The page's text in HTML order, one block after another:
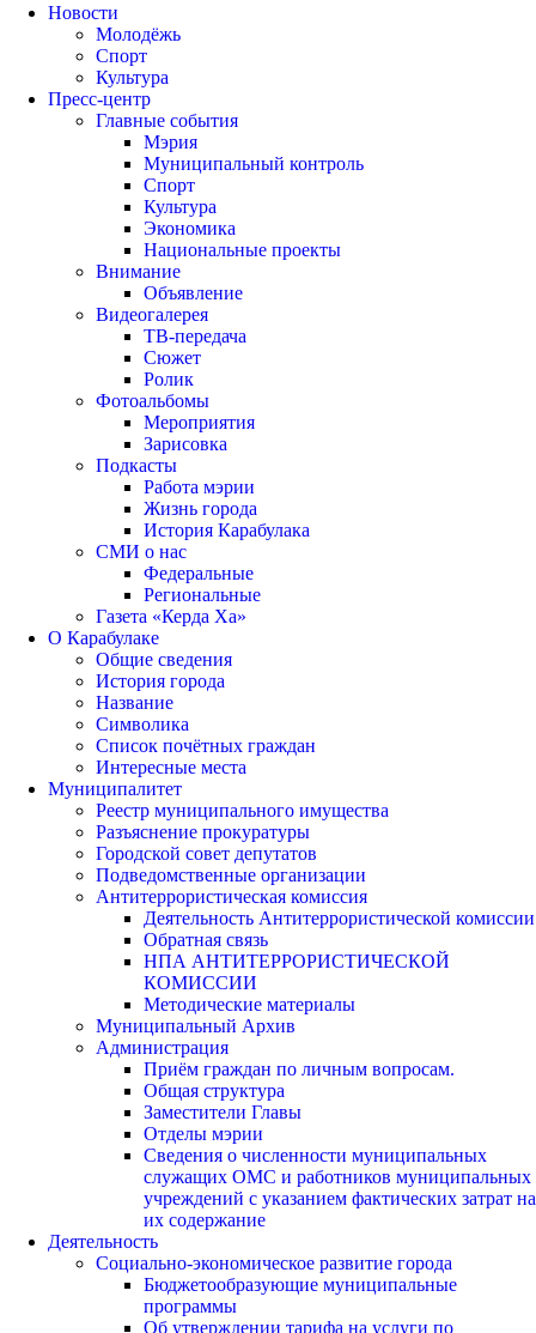
Новости
Молодёжь
Спорт
Культура
Пресс-центр
Главные события
Мэрия
Муниципальный контроль
Спорт
Культура
Экономика
Национальные проекты
Внимание
Объявление
Видеогалерея
ТВ-передача
Сюжет
Ролик
Фотоальбомы
Мероприятия
Зарисовка
Подкасты
Работа мэрии
Жизнь города
История Карабулака
СМИ о нас
Федеральные
Региональные
Газета «Керда Ха»
О Карабулаке
Общие сведения
История города
Название
Символика
Список почётных граждан
Интересные места
Муниципалитет
Реестр муниципального имущества
Разъяснение прокуратуры
Городской совет депутатов
Подведомственные организации
Антитеррористическая комиссия
Деятельность Антитеррористической комиссии
Обратная связь
НПА АНТИТЕРРОРИСТИЧЕСКОЙ
КОМИССИИ
Методические материалы
Муниципальный Архив
Администрация
Приём граждан по личным вопросам.
Общая структура
Заместители Главы
Отделы мэрии
Сведения о численности муниципальных
служащих ОМС и работников муниципальных
учреждений с указанием фактических затрат на
их содержание
Деятельность
Социально-экономическое развитие города
Бюджетообразующие муниципальные
программы
Об утверждении тарифа на услуги по